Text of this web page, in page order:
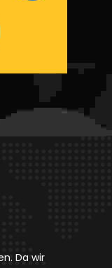
Da wir